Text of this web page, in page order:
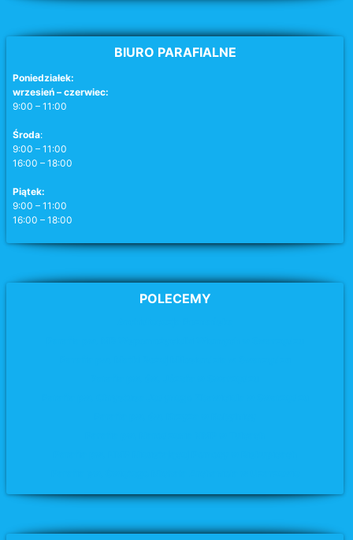
BIURO PARAFIALNE
Poniedziałek:
wrzesień – czerwiec:
9:00 – 11:00
Środa:
9:00 – 11:00
16:00 – 18:00
Piątek:
9:00 – 11:00
16:00 – 18:00
POLECEMY